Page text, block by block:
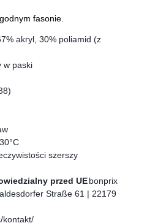
fasonie.
akryl, 30% poliamid (z
w paski
szerszy
przed UEbonprix
Straße 61 | 22179
kontakt/